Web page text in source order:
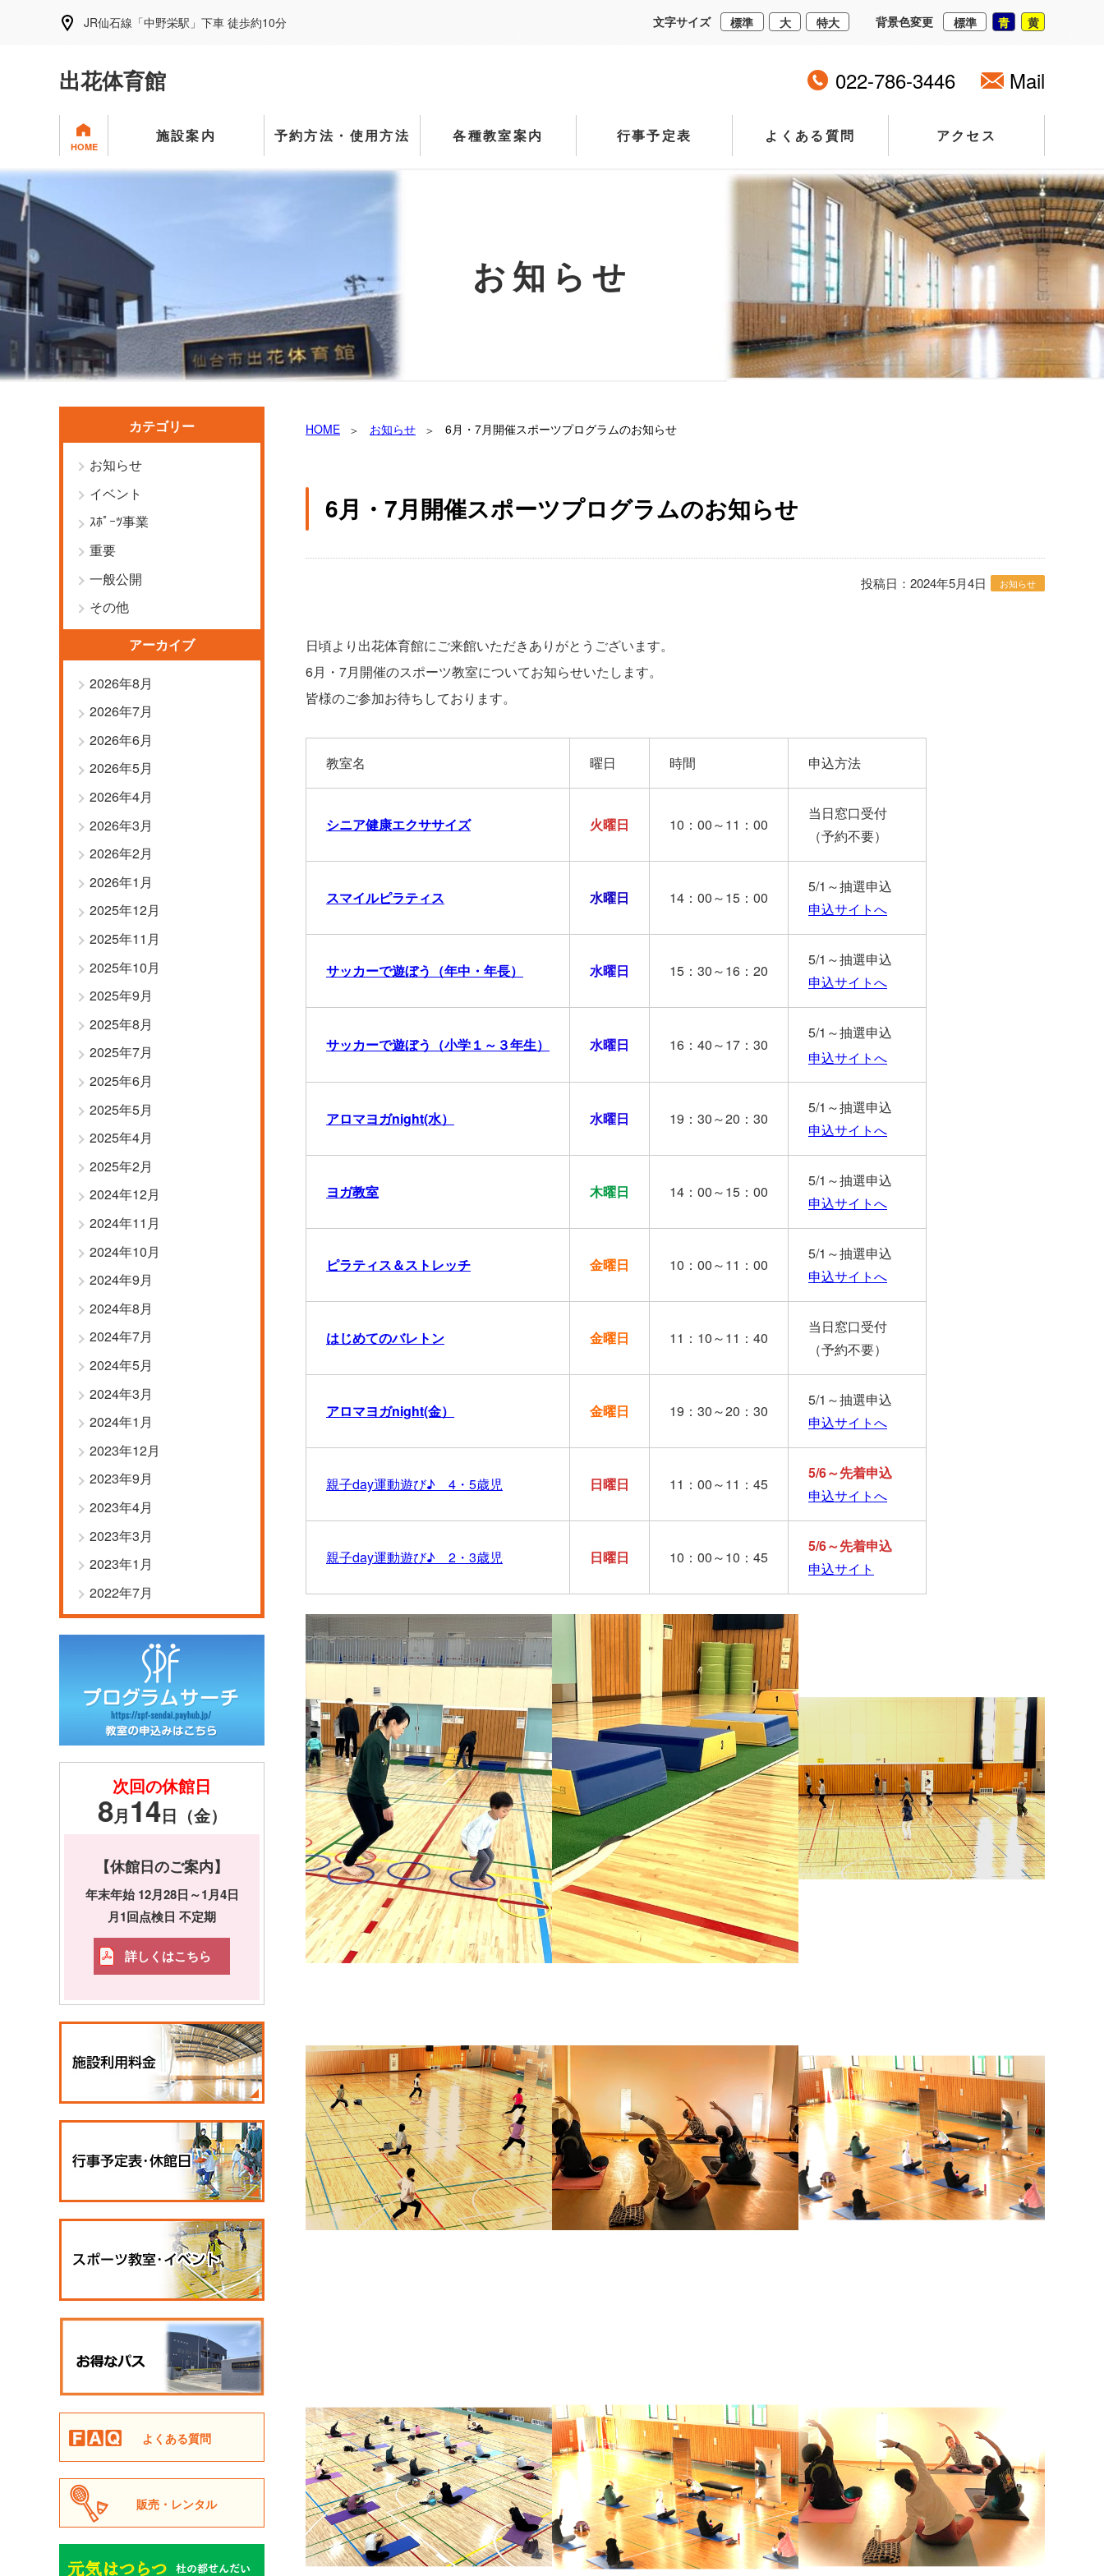
JR仙石線「中野栄駅」下車 徒歩約10分 背景色変更 標準 青 黄
文字サイズ 標準 大 特大
出花体育館 022-786-3446 Mail
HOME
施設案内 予約方法・使用方法 各種教室案内 行事予定表 よくある質問 アクセス
お知らせ
HOME お知らせ 6月・7月開催スポーツプログラムのお知らせ
6月・7月開催スポーツプログラムのお知らせ
投稿日：2024年5月4日 お知らせ
日頃より出花体育館にご来館いただきありがとうございます。
6月・7月開催のスポーツ教室についてお知らせいたします。
皆様のご参加お待ちしております。
教室名 曜日 時間 申込方法
シニア健康エクササイズ 火曜日 10：00～11：00
当日窓口受付
（予約不要）
スマイルピラティス 水曜日 14：00～15：00
5/1～抽選申込
申込サイトへ
サッカーで遊ぼう（年中・年長） 水曜日 15：30～16：20
5/1～抽選申込
申込サイトへ
サッカーで遊ぼう（小学１～３年生） 水曜日 16：40～17：30
5/1～抽選申込
申込サイトへ
アロマヨガnight(水） 水曜日 19：30～20：30
5/1～抽選申込
申込サイトへ
ヨガ教室 木曜日 14：00～15：00
5/1～抽選申込
申込サイトへ
ピラティス＆ストレッチ 金曜日 10：00～11：00
5/1～抽選申込
申込サイトへ
はじめてのバレトン 金曜日 11：10～11：40
当日窓口受付
（予約不要）
アロマヨガnight(金） 金曜日 19：30～20：30
5/1～抽選申込
申込サイトへ
親子day運動遊び♪ 4・5歳児 日曜日 11：00～11：45
5/6～先着申込
申込サイトへ
親子day運動遊び♪ 2・3歳児 日曜日 10：00～10：45
5/6～先着申込
申込サイト
カテゴリー
お知らせ
イベント
ｽﾎﾟｰﾂ事業
重要
一般公開
その他
アーカイブ
2026年8月
2026年7月
2026年6月
2026年5月
2026年4月
2026年3月
2026年2月
2026年1月
2025年12月
2025年11月
2025年10月
2025年9月
2025年8月
2025年7月
2025年6月
2025年5月
2025年4月
2025年2月
2024年12月
2024年11月
2024年10月
2024年9月
2024年8月
2024年7月
2024年5月
2024年3月
2024年1月
2023年12月
2023年9月
2023年4月
2023年3月
2023年1月
2022年7月
次回の休館日
8月14日（金）
【休館日のご案内】
年末年始 12月28日～1月4日
月1回点検日 不定期
詳しくはこちら
よくある質問
販売・レンタル